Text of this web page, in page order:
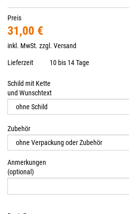
Preis
31,00 €
inkl. MwSt. zzgl. Versand
Lieferzeit 10 bis 14 Tage
Schild mit Kette
und Wunschtext
Zubehör
Anmerkungen
(optional)